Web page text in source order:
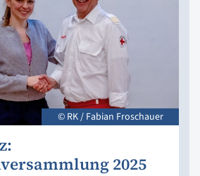
© RK / Fabian Froschauer
2025